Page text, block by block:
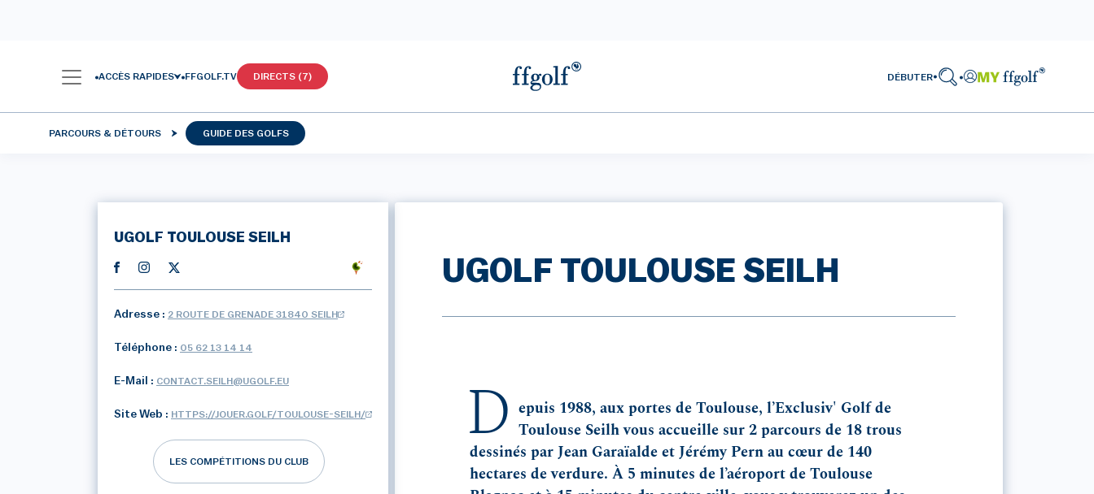
ACCÈS RAPIDES FFGOLF.TV DIRECTS (7) DÉBUTER
PARCOURS & DÉTOURS GUIDE DES GOLFS
UGOLF TOULOUSE SEILH
Adresse : 2 ROUTE DE GRENADE 31840 SEILH
Téléphone : 05 62 13 14 14
E-Mail : CONTACT.SEILH@UGOLF.EU
Site Web : HTTPS://JOUER.GOLF/TOULOUSE-SEILH/
LES COMPÉTITIONS DU CLUB
UGOLF TOULOUSE SEILH
D
epuis 1988, aux portes de Toulouse, l’Exclusiv' Golf de
Toulouse Seilh vous accueille sur 2 parcours de 18 trous
dessinés par Jean Garaïalde et Jérémy Pern au cœur de 140
hectares de verdure. À 5 minutes de l’aéroport de Toulouse